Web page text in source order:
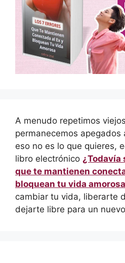
A menudo repetimos
permanecemos apegados
eso no es lo que quieres,
libro electrónico ¿Todavía
que te mantienen
bloquean tu vida amorosa
cambiar tu vida, liberarte
dejarte libre para un